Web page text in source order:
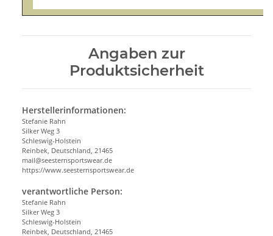
Angaben zur
Produktsicherheit
Herstellerinformationen:
Stefanie Rahn
Silker Weg 3
Schleswig-Holstein
Reinbek, Deutschland, 21465
mail@seesternsportswear.de
https://www.seesternsportswear.de
verantwortliche Person:
Stefanie Rahn
Silker Weg 3
Schleswig-Holstein
Reinbek, Deutschland, 21465